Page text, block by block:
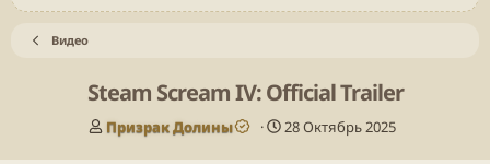
Видео
Steam Scream IV: Official Trailer
А
Призрак Долины
Д
28 Октябрь 2025